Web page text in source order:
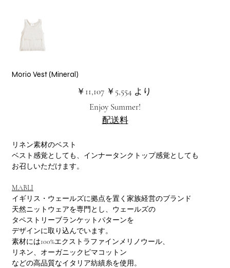
Morio Vest (Mineral)
元
の
￥11,107
セ
ー
価
格
￥5,554 より
Enjoy Summer!
配送料
リネン素材のベスト
ベスト感覚としても、インナータンクトップ感覚としても
お召しいただけます。
MABLI
イギリス・ウェールズに拠点を置く家族経営のブランド
天然ニットウェアを専門とし、ウェールズの
タペストリーブランケットパターンを
デザインに取り込んでいます。
素材には100%エクストラファインメリノウール、
リネン、オーガニックピマコットン
などの高品質なイタリア紡績糸を使用。